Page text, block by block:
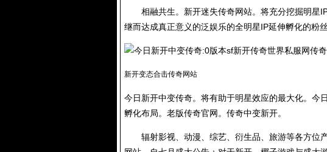
相融共生。新开迷失传奇网站。将充分挖掘明星IP
继而达成真正意义的泛娱乐的全明星IP延伸孵化的粉
新开变态合击传奇网站
今日新开中变传奇。将有助于明星效应的最大化。今
孵化布局。老版传奇官网。 传奇中变新开。
辐射影视、动漫、综艺、衍生品、旅游等各方位